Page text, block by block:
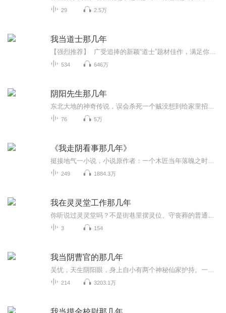
29 2.5万
我当道士那几年
534 646万
阴阳先生那几年
76 5万
《我走阴看事那几年》
249 1884.3万
我在灵灵堂工作那几年
3 154
我当阴曹官的那几年
214 3203.1万